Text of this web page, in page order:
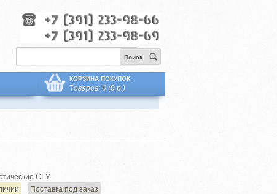
Поиск
КОРЗИНА ПОКУПОК
Товаров: 0 (0 р.)
СГУ
Поставка под заказ